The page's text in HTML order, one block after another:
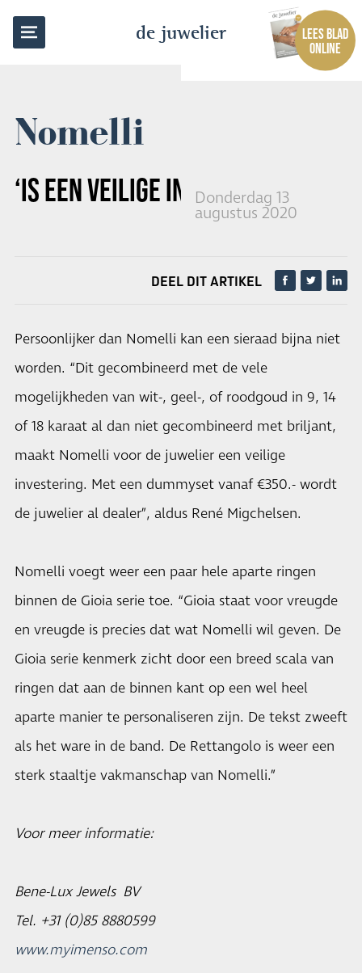
de juwelier
LEES BLAD
ONLINE
Nomelli
‘IS EEN VEILIGE INVESTERING’
Donderdag 13
augustus 2020
TERUG NAAR OVERZICHT
DEEL DIT ARTIKEL
Persoonlijker dan Nomelli kan een sieraad bijna niet
worden. “Dit gecombineerd met de vele
mogelijkheden van wit-, geel-, of roodgoud in 9, 14
of 18 karaat al dan niet gecombineerd met briljant,
maakt Nomelli voor de juwelier een veilige
investering. Met een dummyset vanaf €350.- wordt
de juwelier al dealer”, aldus René Migchelsen.
Nomelli voegt weer een paar hele aparte ringen
binnen de Gioia serie toe. “Gioia staat voor vreugde
en vreugde is precies dat wat Nomelli wil geven. De
Gioia serie kenmerk zicht door een breed scala van
ringen dat aan de binnen kant op een wel heel
aparte manier te personaliseren zijn. De tekst zweeft
als het ware in de band. De Rettangolo is weer een
sterk staaltje vakmanschap van Nomelli.”
Voor meer informatie:
Bene-Lux Jewels BV
Tel. +31 (0)85 8880599
www.myimenso.com